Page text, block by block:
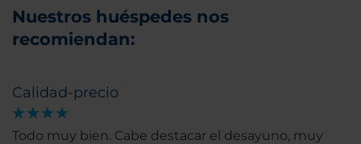
Nuestros huéspedes nos
recomiendan:
Calidad-precio
Todo muy bien. Cabe destacar el desayuno, muy